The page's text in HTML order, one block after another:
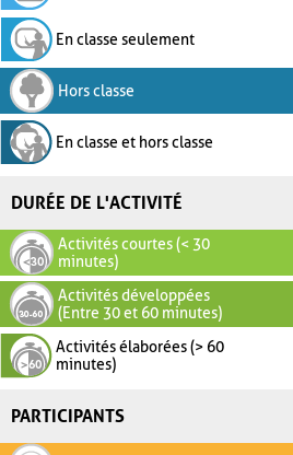
En classe seulement
Hors classe
En classe et hors classe
DURÉE DE L'ACTIVITÉ
Activités courtes (< 30
minutes)
Activités développées
(Entre 30 et 60 minutes)
Activités élaborées (> 60
minutes)
PARTICIPANTS